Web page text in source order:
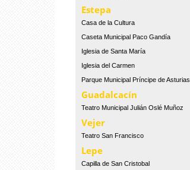
Estepa
Casa de la Cultura
Caseta Municipal Paco Gandía
Iglesia de Santa María
Iglesia del Carmen
Parque Municipal Príncipe de Asturias
Guadalcacín
Teatro Municipal Julián Oslé Muñoz
Vejer
Teatro San Francisco
Lepe
Capilla de San Cristobal